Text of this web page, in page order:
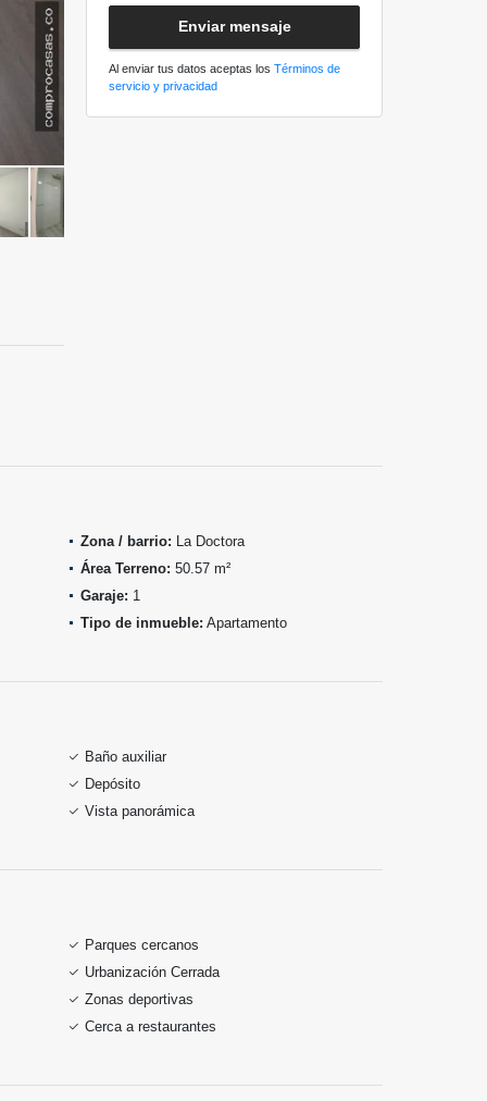
Enviar mensaje
Al enviar tus datos aceptas los Términos de
servicio y privacidad
Zona / barrio: La Doctora
Área Terreno: 50.57 m²
Garaje: 1
Tipo de inmueble: Apartamento
Baño auxiliar
Depósito
Vista panorámica
Parques cercanos
Urbanización Cerrada
Zonas deportivas
Cerca a restaurantes